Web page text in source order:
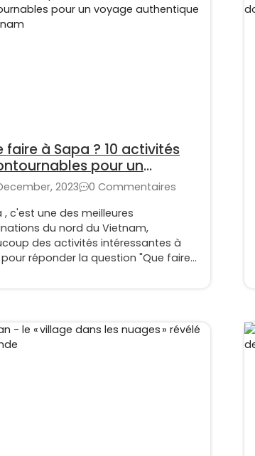
faire à Sapa ? 10 activités
pour un
authentique au Vietnam
2023
0 Commentaires
, c'est une des meilleures
du nord du Vietnam,
des activités intéressantes à
réponder la question "Que faire